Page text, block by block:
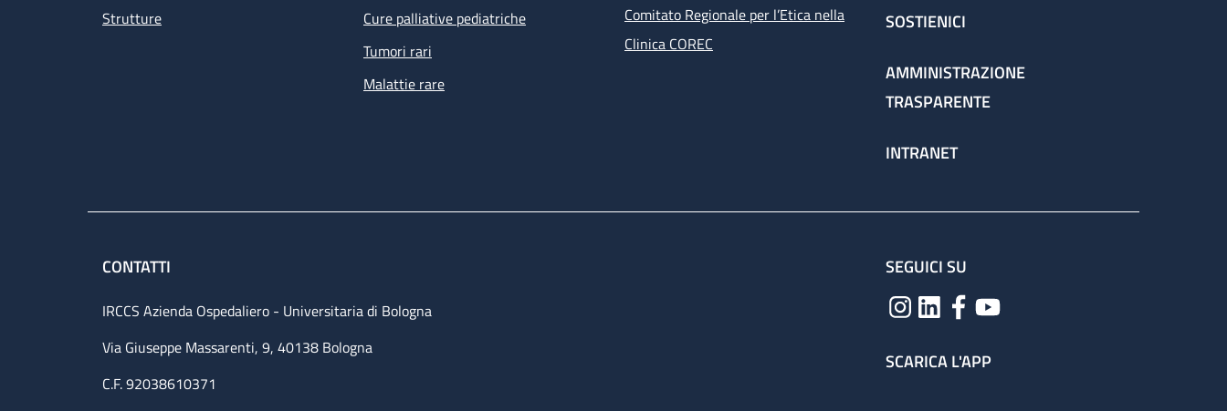
Strutture
Cure palliative pediatriche
Tumori rari
Malattie rare
Comitato Regionale per l’Etica nella
Clinica COREC
SOSTIENICI
AMMINISTRAZIONE
TRASPARENTE
INTRANET
CONTATTI
IRCCS Azienda Ospedaliero - Universitaria di Bologna
Via Giuseppe Massarenti, 9, 40138 Bologna
C.F. 92038610371
SEGUICI SU
SCARICA L'APP